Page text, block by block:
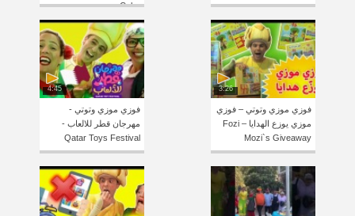
Cake
3:26
فوزي موزي وتوتي – فوزي
موزي يوزع الهدايا – Fozi
Mozi`s Giveaway
4:45
فوزي موزي وتوتي -
مهرجان قطر للالعاب -
Qatar Toys Festival